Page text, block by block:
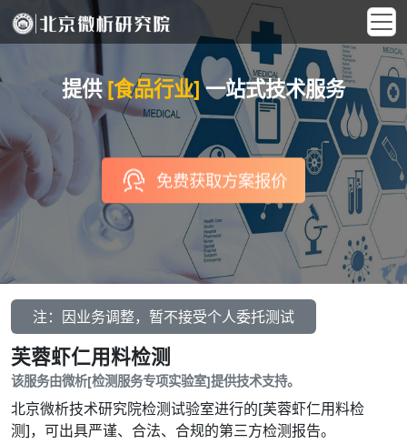
提供[食品行业]一站式技术服务
免费获取方案报价
注：因业务调整，暂不接受个人委托测试
芙蓉虾仁用料检测
该服务由微析[检测服务专项实验室]提供技术支持。
北京微析技术研究院检测试验室进行的[芙蓉虾仁用料检
测]，可出具严谨、合法、合规的第三方检测报告。